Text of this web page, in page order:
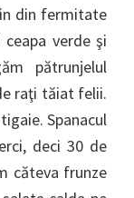
din fermitate
verde şi
pătrunjelul
raţi tăiat felii.
Spanacul
deci 30 de
căteva frunze